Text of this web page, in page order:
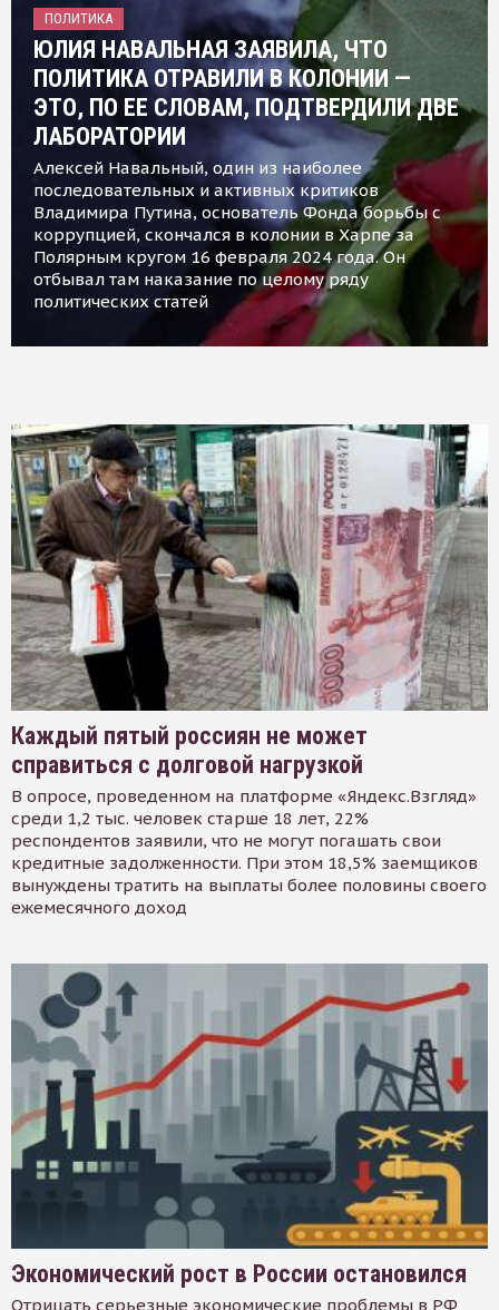
ПОЛИТИКА
ЮЛИЯ НАВАЛЬНАЯ ЗАЯВИЛА, ЧТО
ПОЛИТИКА ОТРАВИЛИ В КОЛОНИИ —
ЭТО, ПО ЕЕ СЛОВАМ, ПОДТВЕРДИЛИ ДВЕ
ЛАБОРАТОРИИ
Алексей Навальный, один из наиболее
последовательных и активных критиков
Владимира Путина, основатель Фонда борьбы с
коррупцией, скончался в колонии в Харпе за
Полярным кругом 16 февраля 2024 года. Он
отбывал там наказание по целому ряду
политических статей
Каждый пятый россиян не может
справиться с долговой нагрузкой
В опросе, проведенном на платформе «Яндекс.Взгляд»
среди 1,2 тыс. человек старше 18 лет, 22%
респондентов заявили, что не могут погашать свои
кредитные задолженности. При этом 18,5% заемщиков
вынуждены тратить на выплаты более половины своего
ежемесячного доход
Экономический рост в России остановился
Отрицать серьезные экономические проблемы в РФ